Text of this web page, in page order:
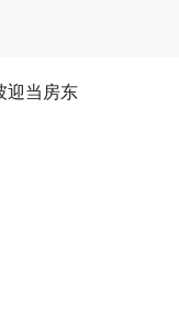
迎当房东